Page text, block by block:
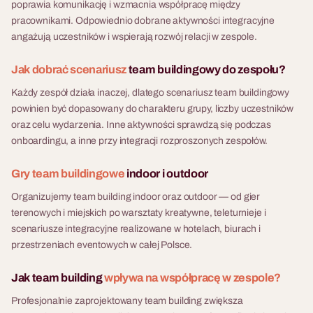
Zapraszamy do Wonderland
– naszego niezwykłego
widowiska z pogranicza
surrealistycznym światem
nie jest kolejna impreza
tematyczna. To interaktywna
przygoda, w której wskazówki
przybliżają do wygranej, a
bieg wydarzeń. Zanurzcie się
w świecie pełnym zagadek,
zjawiskowych pokazów
artystycznych i postaci, które
na długo pozostaną w Waszej
skrywa sekret — gdzieś w jej
domu więziona jest Służka,
której nikt nigdy nie widział.
stanąć po stronie Magnatki i
cieszyć się dekadencką
ucztą, czy rozwiązać zagadki,
odnaleźć klucz do jej kajdan i
odkryć sekret? Każda decyzja
Fabryka Atrakcji organizuje
kompleksowo — lokalizacja,
catering, obsługa techniczna i
opieka koordynatora na
angielskim, dla grup 30–200
osób.
poprawia komunikację i wzmacnia współpracę między
pracownikami. Odpowiednio dobrane aktywności integracyjne
angażują uczestników i wspierają rozwój relacji w zespole.
Jak dobrać scenariuszteam buildingowy do zespołu?
Każdy zespół działa inaczej, dlatego scenariusz team buildingowy
powinien być dopasowany do charakteru grupy, liczby uczestników
oraz celu wydarzenia. Inne aktywności sprawdzą się podczas
onboardingu, a inne przy integracji rozproszonych zespołów.
Gry team buildingowe indoor i outdoor
Organizujemy team building indoor oraz outdoor — od gier
terenowych i miejskich po warsztaty kreatywne, teleturnieje i
scenariusze integracyjne realizowane w hotelach, biurach i
przestrzeniach eventowych w całej Polsce.
Jak team buildingwpływa na współpracę w zespole?
Profesjonalnie zaprojektowany team building zwiększa